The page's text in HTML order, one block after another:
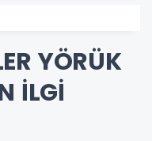
YÖRÜK
İLGİ